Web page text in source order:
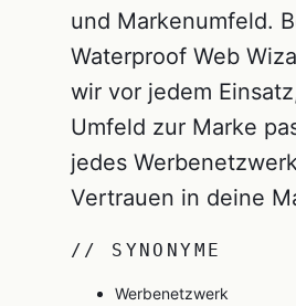
und Markenumfeld.
Waterproof Web
wir vor jedem
Umfeld zur Marke
jedes
Vertrauen in deine
// SYNONYME
Werbenetzwerk